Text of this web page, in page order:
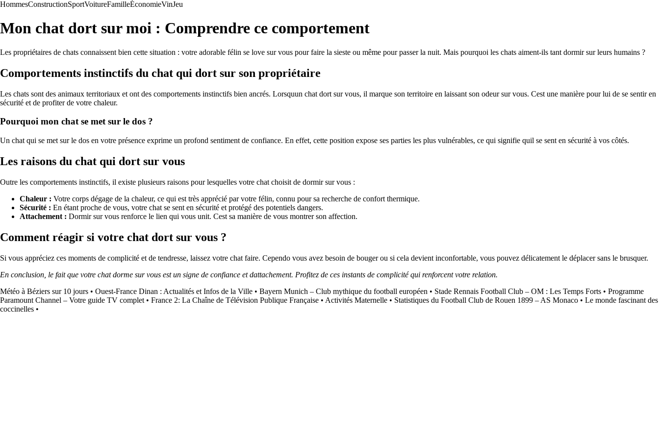
HommesConstructionSportVoitureFamilleÉconomieVinJeu
Mon chat dort sur moi : Comprendre ce comportement
Les propriétaires de chats connaissent bien cette situation : votre adorable félin se love sur vous pour faire la sieste ou même pour passer la nuit. Mais pourquoi les chats aiment-ils tant dormir sur leurs humains ?
Comportements instinctifs du chat qui dort sur son propriétaire
Les chats sont des animaux territoriaux et ont des comportements instinctifs bien ancrés. Lorsquun chat dort sur vous, il marque son territoire en laissant son odeur sur vous. Cest une manière pour lui de se sentir en
sécurité et de profiter de votre chaleur.
Pourquoi mon chat se met sur le dos ?
Un chat qui se met sur le dos en votre présence exprime un profond sentiment de confiance. En effet, cette position expose ses parties les plus vulnérables, ce qui signifie quil se sent en sécurité à vos côtés.
Les raisons du chat qui dort sur vous
Outre les comportements instinctifs, il existe plusieurs raisons pour lesquelles votre chat choisit de dormir sur vous :
Chaleur : Votre corps dégage de la chaleur, ce qui est très apprécié par votre félin, connu pour sa recherche de confort thermique.
Sécurité : En étant proche de vous, votre chat se sent en sécurité et protégé des potentiels dangers.
Attachement : Dormir sur vous renforce le lien qui vous unit. Cest sa manière de vous montrer son affection.
Comment réagir si votre chat dort sur vous ?
Si vous appréciez ces moments de complicité et de tendresse, laissez votre chat faire. Cependo vous avez besoin de bouger ou si cela devient inconfortable, vous pouvez délicatement le déplacer sans le brusquer.
En conclusion, le fait que votre chat dorme sur vous est un signe de confiance et dattachement. Profitez de ces instants de complicité qui renforcent votre relation.
Météo à Béziers sur 10 jours • Ouest-France Dinan : Actualités et Infos de la Ville • Bayern Munich – Club mythique du football européen • Stade Rennais Football Club – OM : Les Temps Forts • Programme
Paramount Channel – Votre guide TV complet • France 2: La Chaîne de Télévision Publique Française • Activités Maternelle • Statistiques du Football Club de Rouen 1899 – AS Monaco • Le monde fascinant des
coccinelles •